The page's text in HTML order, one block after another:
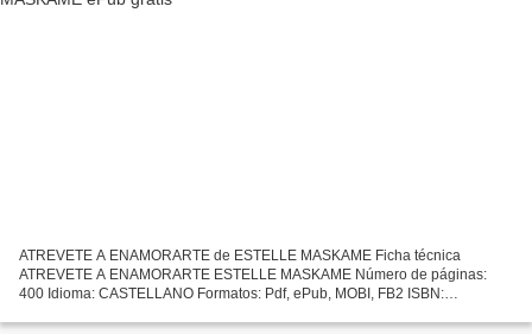
ATREVETE A ENAMORARTE de ESTELLE MASKAME Ficha técnica
ATREVETE A ENAMORARTE ESTELLE MASKAME Número de páginas:
400 Idioma: CASTELLANO Formatos: Pdf, ePub, MOBI, FB2 ISBN: